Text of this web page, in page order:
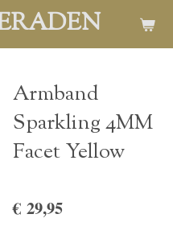
Armband
Sparkling 4MM
Facet Yellow
€ 29,95